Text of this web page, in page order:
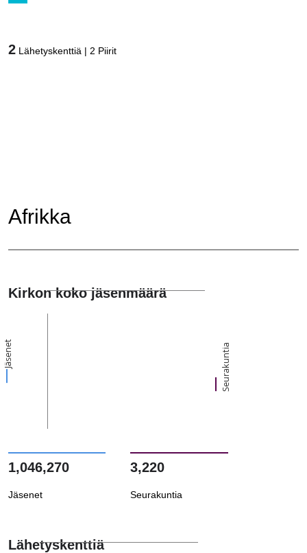
2 Lähetyskenttiä | 2 Piirit
Afrikka
Kirkon koko jäsenmäärä
Jäsenet Seurakuntia
1,046,270
Jäsenet
3,220
Seurakuntia
Lähetyskenttiä